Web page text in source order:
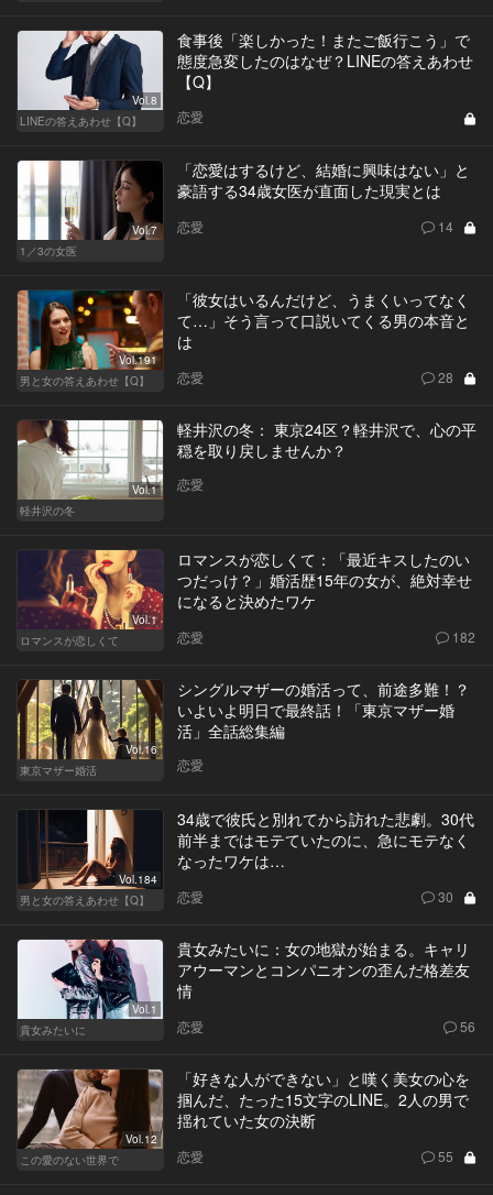
Vol.8
LINEの答えあわせ【Q】
食事後「楽しかった！またご飯行こう」で
態度急変したのはなぜ？LINEの答えあわせ
【Q】
恋愛
Vol.7
1／3の女医
「恋愛はするけど、結婚に興味はない」と
豪語する34歳女医が直面した現実とは
恋愛 14
Vol.191
男と女の答えあわせ【Q】
「彼女はいるんだけど、うまくいってなく
て…」そう言って口説いてくる男の本音と
は
恋愛 28
Vol.1
軽井沢の冬
軽井沢の冬： 東京24区？軽井沢で、心の平
穏を取り戻しませんか？
恋愛
Vol.1
ロマンスが恋しくて
ロマンスが恋しくて：「最近キスしたのい
つだっけ？」婚活歴15年の女が、絶対幸せ
になると決めたワケ
恋愛 182
Vol.16
東京マザー婚活
シングルマザーの婚活って、前途多難！？
いよいよ明日で最終話！「東京マザー婚
活」全話総集編
恋愛
Vol.184
男と女の答えあわせ【Q】
34歳で彼氏と別れてから訪れた悲劇。30代
前半まではモテていたのに、急にモテなく
なったワケは…
恋愛 30
Vol.1
貴女みたいに
貴女みたいに：女の地獄が始まる。キャリ
アウーマンとコンパニオンの歪んだ格差友
情
恋愛 56
Vol.12
この愛のない世界で
「好きな人ができない」と嘆く美女の心を
掴んだ、たった15文字のLINE。2人の男で
揺れていた女の決断
恋愛 55